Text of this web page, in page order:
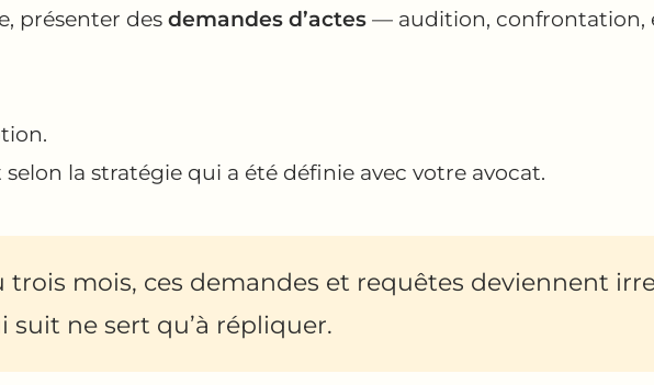
présenter des demandes d’actes — audition, confrontation,
la stratégie qui a été définie avec votre avocat.
trois mois, ces demandes et requêtes deviennent
ne sert qu’à répliquer.